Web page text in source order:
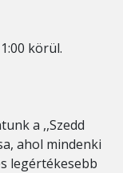
körül.
a ,,Szedd
ahol mindenki
legértékesebb